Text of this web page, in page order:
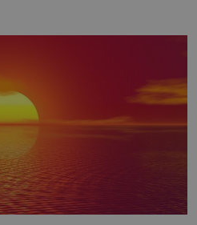
dokonce vládne upíří